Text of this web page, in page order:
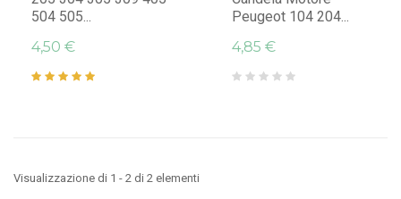
504 505...
4,50 €
Peugeot 104 204...
4,85 €
Visualizzazione di 1 - 2 di 2 elementi